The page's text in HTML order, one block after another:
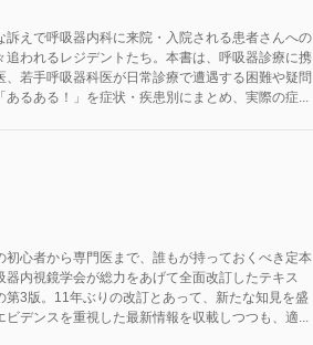
訴えで呼吸器内科に来院・入院される患者さんへの
追われるレジデントたち。本書は、呼吸器診療に携
、若手呼吸器科医が日常診療で遭遇する困難や疑問
あるある！」を症状・疾患別にまとめ、実際の症...
初心者から専門医まで、誰もが持っておくべき定本
器内視鏡学会が総力をあげて全面改訂したテキス
第3版。11年ぶりの改訂とあって、新たな知見を盛
ビデンスを重視した最新情報を収載しつつも、適...